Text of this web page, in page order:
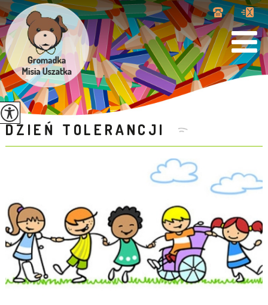
DZIEŃ TOLERANCJI